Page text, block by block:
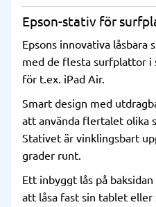
Epson-stativ för
Epsons innovativa låsbara
med de flesta surfplattor i
för t.ex. iPad Air.
Smart design med
att använda flertalet olika
Stativet är vinklingsbart
grader runt.
Ett inbyggt lås på
att låsa fast sin tablet